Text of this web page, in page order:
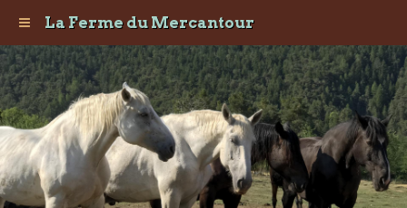
La Ferme du Mercantour